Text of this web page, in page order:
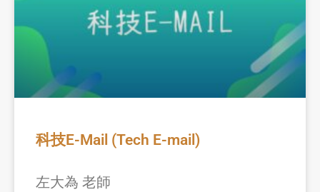
科技E-Mail (Tech E-mail)
左大為 老師